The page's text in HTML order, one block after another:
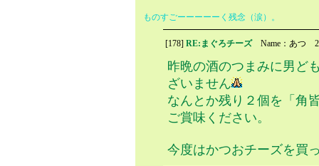
ものすごーーーーーく残念（涙）。
[178] RE:まぐろチーズName：あつ
昨晩の酒のつまみに男ど
ざいません
なんとか残り２個を「角
ご賞味ください。
今度はかつおチーズを買